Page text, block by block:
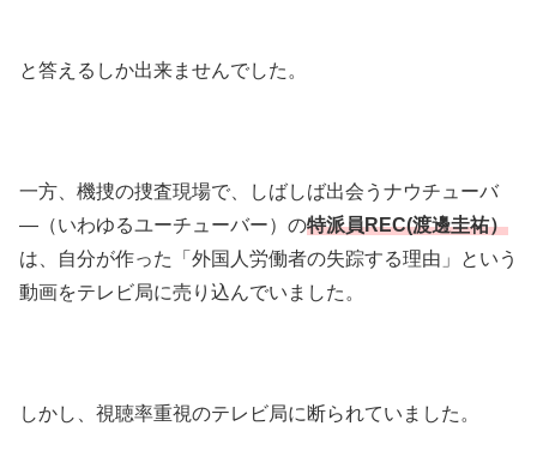
と答えるしか出来ませんでした。
一方、機捜の捜査現場で、しばしば出会うナウチューバ
―（いわゆるユーチューバー）の特派員REC(渡邊圭祐）
は、自分が作った「外国人労働者の失踪する理由」という
動画をテレビ局に売り込んでいました。
しかし、視聴率重視のテレビ局に断られていました。